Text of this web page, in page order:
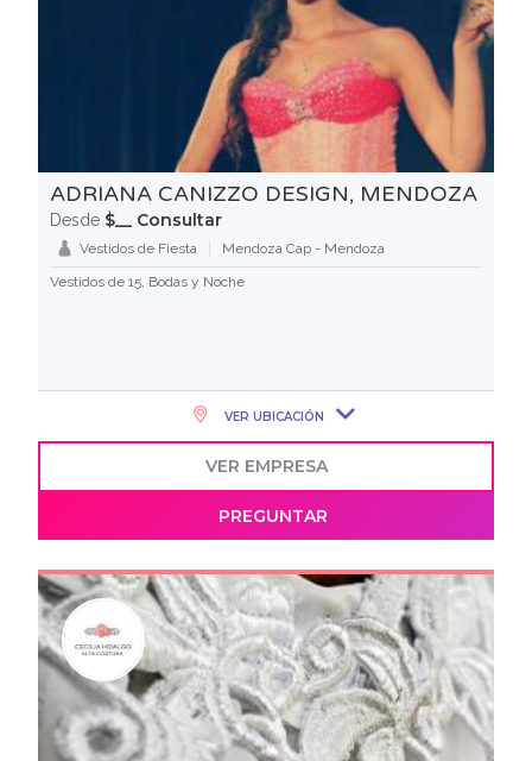
ADRIANA CANIZZO DESIGN, MENDOZA
Desde $__ Consultar
Vestidos de Fiesta
Mendoza Cap - Mendoza
Vestidos de 15, Bodas y Noche
VER UBICACIÓN
VER EMPRESA
PREGUNTAR